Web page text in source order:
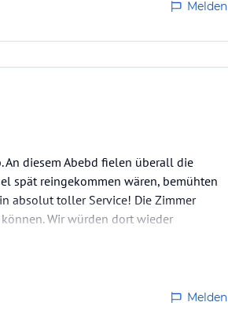
Melden
An diesem Abebd fielen überall die
spät reingekommen wären, bemühten
absolut toller Service! Die Zimmer
Wir würden dort wieder
Melden